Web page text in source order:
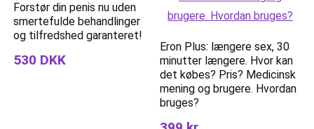
Forstør din penis nu uden
smertefulde behandlinger
og tilfredshed garanteret!
530 DKK
Eron Plus: længere sex, 30
minutter længere. Hvor kan
det købes? Pris? Medicinsk
mening og brugere. Hvordan
bruges?